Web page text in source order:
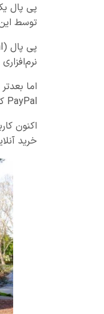
پی پال
توسط
PayPal کمک کرد که به یکی از بزرگ‌ترین و پرطرفدارترین سرویس‌های پرداخت آنلاین در جهان تبدیل شود.
اکنون
خرید